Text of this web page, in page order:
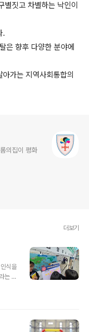
별짓고 차별하는 낙인이
.
은 향후 다양한 분야에
가는 지역사회통합의
의집이 평화
더보기
식을
는 긍
특별
설